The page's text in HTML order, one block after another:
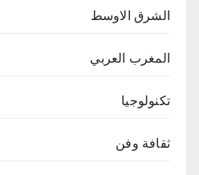
الشرق الاوسط
المغرب العربي
تكنولوجيا
ثقافة وفن